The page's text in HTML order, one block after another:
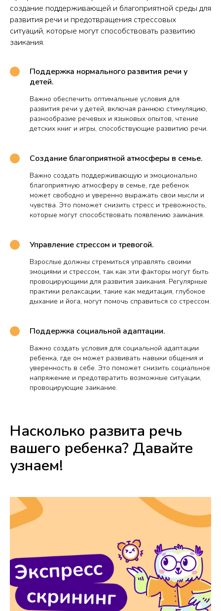
создание поддерживающей и благоприятной среды для
развития речи и предотвращения стрессовых
ситуаций, которые могут способствовать развитию
заикания.
Поддержка нормального развития речи у
детей.
Важно обеспечить оптимальные условия для
развития речи у детей, включая раннюю стимуляцию,
разнообразие речевых и языковых опытов, чтение
детских книг и игры, способствующие развитию речи.
Создание благоприятной атмосферы в семье.
Важно создать поддерживающую и эмоционально
благоприятную атмосферу в семье, где ребенок
может свободно и уверенно выражать свои мысли и
чувства. Это поможет снизить стресс и тревожность,
которые могут способствовать появлению заикания.
Управление стрессом и тревогой.
Взрослые должны стремиться управлять своими
эмоциями и стрессом, так как эти факторы могут быть
провоцирующими для развития заикания. Регулярные
практики релаксации, такие как медитация, глубокое
дыхание и йога, могут помочь справиться со стрессом.
Поддержка социальной адаптации.
Важно создать условия для социальной адаптации
ребенка, где он может развивать навыки общения и
уверенность в себе. Это поможет снизить социальное
напряжение и предотвратить возможные ситуации,
провоцирующие заикание.
Насколько развита речь
вашего ребенка? Давайте
узнаем!